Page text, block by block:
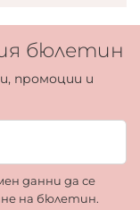
бюлетин
промоции и
данни да се
на бюлетин.